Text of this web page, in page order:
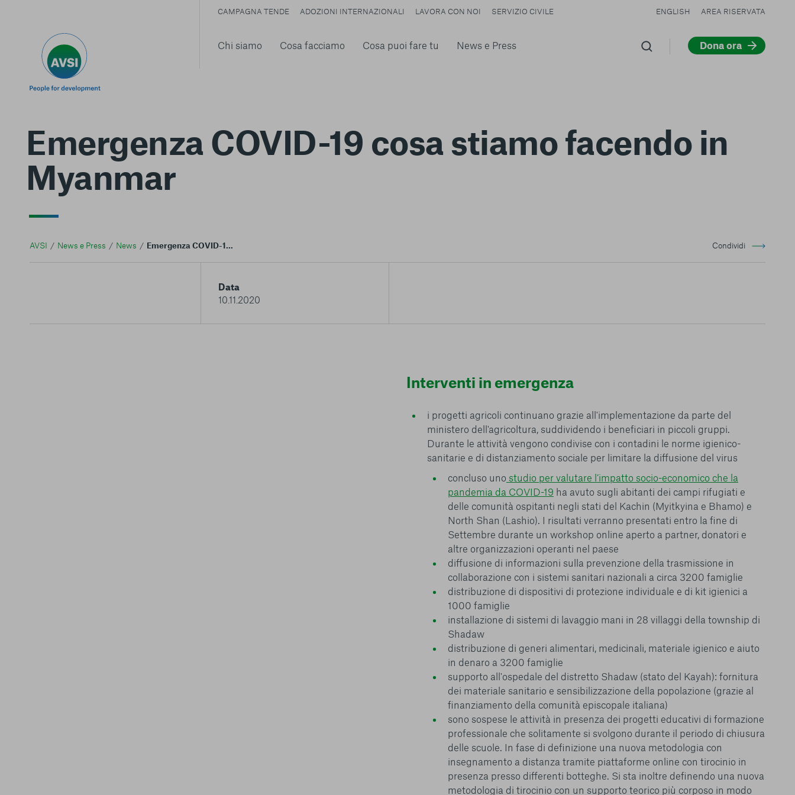
Chi siamo Cosa facciamo Cosa puoi fare tu News e Press Dona ora
CAMPAGNA TENDE ADOZIONI INTERNAZIONALI LAVORA CON NOI SERVIZIO CIVILE ENGLISH AREA RISERVATA
Emergenza COVID-19 cosa stiamo facendo in
Myanmar
AVSI News e Press News Emergenza COVID-19 cosa stiamo facendo in Myanmar Condividi
Data
10.11.2020
Interventi in emergenza
i progetti agricoli continuano grazie all'implementazione da parte del
ministero dell'agricoltura, suddividendo i beneficiari in piccoli gruppi.
Durante le attività vengono condivise con i contadini le norme igienico-
sanitarie e di distanziamento sociale per limitare la diffusione del virus
concluso uno studio per valutare l’impatto socio-economico che la
pandemia da COVID-19 ha avuto sugli abitanti dei campi rifugiati e
delle comunità ospitanti negli stati del Kachin (Myitkyina e Bhamo) e
North Shan (Lashio). I risultati verranno presentati entro la fine di
Settembre durante un workshop online aperto a partner, donatori e
altre organizzazioni operanti nel paese
diffusione di informazioni sulla prevenzione della trasmissione in
collaborazione con i sistemi sanitari nazionali a circa 3200 famiglie
distribuzione di dispositivi di protezione individuale e di kit igienici a
1000 famiglie
installazione di sistemi di lavaggio mani in 28 villaggi della township di
Shadaw
distribuzione di generi alimentari, medicinali, materiale igienico e aiuto
in denaro a 3200 famiglie
supporto all'ospedale del distretto Shadaw (stato del Kayah): fornitura
dei materiale sanitario e sensibilizzazione della popolazione (grazie al
finanziamento della comunità episcopale italiana)
sono sospese le attività in presenza dei progetti educativi di formazione
professionale che solitamente si svolgono durante il periodo di chiusura
delle scuole. In fase di definizione una nuova metodologia con
insegnamento a distanza tramite piattaforme online con tirocinio in
presenza presso differenti botteghe. Si sta inoltre definendo una nuova
metodologia di tirocinio con un supporto teorico più corposo in modo